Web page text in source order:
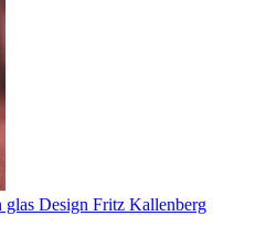
Design Fritz Kallenberg